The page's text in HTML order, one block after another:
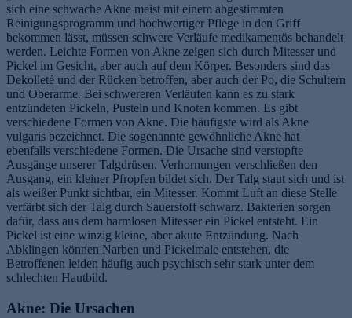
sich eine schwache Akne meist mit einem abgestimmten
Reinigungsprogramm und hochwertiger Pflege in den Griff
bekommen lässt, müssen schwere Verläufe medikamentös behandelt
werden. Leichte Formen von Akne zeigen sich durch Mitesser und
Pickel im Gesicht, aber auch auf dem Körper. Besonders sind das
Dekolleté und der Rücken betroffen, aber auch der Po, die Schultern
und Oberarme. Bei schwereren Verläufen kann es zu stark
entzündeten Pickeln, Pusteln und Knoten kommen. Es gibt
verschiedene Formen von Akne. Die häufigste wird als Akne
vulgaris bezeichnet. Die sogenannte gewöhnliche Akne hat
ebenfalls verschiedene Formen. Die Ursache sind verstopfte
Ausgänge unserer Talgdrüsen. Verhornungen verschließen den
Ausgang, ein kleiner Pfropfen bildet sich. Der Talg staut sich und ist
als weißer Punkt sichtbar, ein Mitesser. Kommt Luft an diese Stelle
verfärbt sich der Talg durch Sauerstoff schwarz. Bakterien sorgen
dafür, dass aus dem harmlosen Mitesser ein Pickel entsteht. Ein
Pickel ist eine winzig kleine, aber akute Entzündung. Nach
Abklingen können Narben und Pickelmale entstehen, die
Betroffenen leiden häufig auch psychisch sehr stark unter dem
schlechten Hautbild.
Akne: Die Ursachen